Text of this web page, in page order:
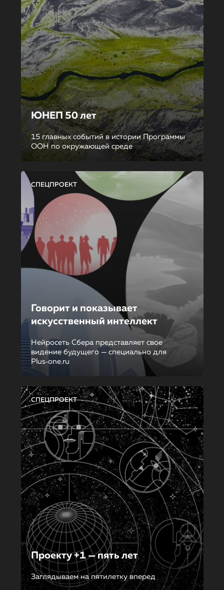
ЮНЕП 50 лет
15 главных событий в истории Программы
ООН по окружающей среде
СПЕЦПРОЕКТ
Говорит и показывает
искусственный интеллект
Нейросеть Сбера представляет свое
видение будущего — специально для
Plus‑one.ru
СПЕЦПРОЕКТ
Проекту +1 — пять лет
Заглядываем на пятилетку вперед